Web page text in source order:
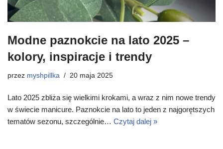
Modne paznokcie na lato 2025 –
kolory, inspiracje i trendy
przez myshpillka 20 maja 2025
Lato 2025 zbliża się wielkimi krokami, a wraz z nim nowe trendy
w świecie manicure. Paznokcie na lato to jeden z najgorętszych
tematów sezonu, szczególnie… Czytaj dalej »